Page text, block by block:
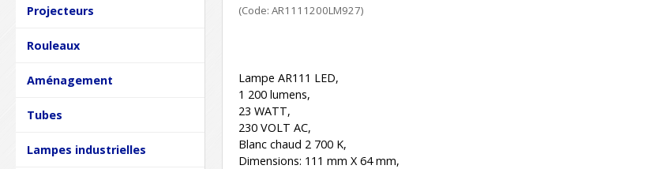
Projecteurs
Rouleaux
Aménagement
Tubes
Lampes industrielles
(Code: AR1111200LM927)
Lampe AR111 LED,
1 200 lumens,
23 WATT,
230 VOLT AC,
Blanc chaud 2 700 K,
Dimensions: 111 mm X 64 mm,